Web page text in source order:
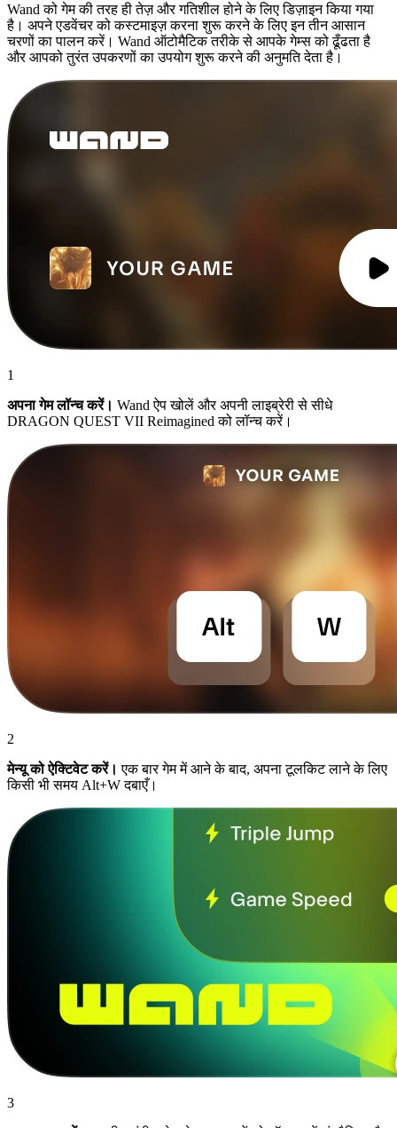
Wand को गेम की तरह ही तेज़ और गतिशील होने के लिए डिज़ाइन किया गया
है। अपने एडवेंचर को कस्टमाइज़ करना शुरू करने के लिए इन तीन आसान
चरणों का पालन करें। Wand ऑटोमैटिक तरीके से आपके गेम्स को ढूँढता है
और आपको तुरंत उपकरणों का उपयोग शुरू करने की अनुमति देता है।
1
अपना गेम लॉन्च करें। Wand ऐप खोलें और अपनी लाइब्रेरी से सीधे
DRAGON QUEST VII Reimagined को लॉन्च करें।
2
मेन्यू को ऐक्टिवेट करें। एक बार गेम में आने के बाद, अपना टूलकिट लाने के लिए
किसी भी समय Alt+W दबाएँ।
3